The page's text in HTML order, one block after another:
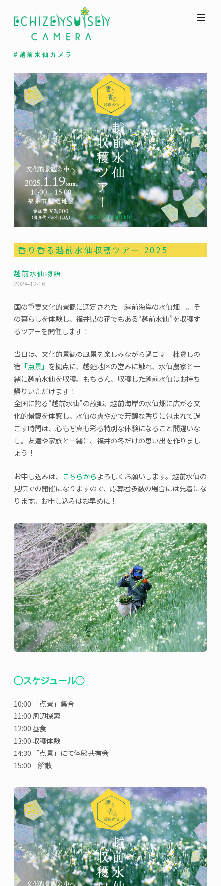
ン
テ
ツ
ス
キ
ッ
プ
#越前水仙カメラ
香り香る越前水仙収穫ツアー 2025
越前水仙物語
2024-12-16
国の重要文化的景観に選定された「越前海岸の水仙畑」。そ
の暮らしを体験し、福井県の花でもある“越前水仙”を収穫す
るツアーを開催します！
当日は、文化的景観の風景を楽しみながら過ごす一棟貸しの
宿 「点景」 を拠点に、越廼地区の営みに触れ、水仙農家と一
緒に越前水仙を収穫。もちろん、収穫した越前水仙はお持ち
帰りいただけます！
全国に誇る“越前水仙”の故郷、越前海岸の水仙畑に広がる文
化的景観を体感し、水仙の爽やかで芳醇な香りに包まれて過
ごす時間は、心も写真も彩る特別な体験になること間違いな
し。友達や家族と一緒に、福井の冬だけの思い出を作りまし
ょう！
お申し込みは、 こちらからよろしくお願いします。越前水仙の
見頃での開催になりますので、応募者多数の場合には先着にな
ります。お申し込みはお早めに！
◯スケジュール◯
10:00 「点景」集合
11:00 周辺探索
12:00 昼食
13:00 収穫体験
14:30 「点景」にて体験共有会
15:00 解散